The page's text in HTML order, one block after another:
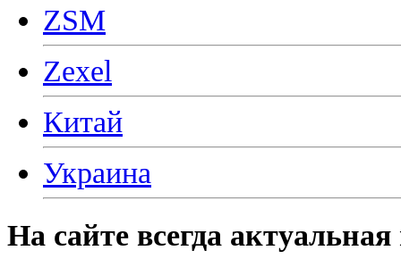
ZSM
Zexel
Китай
Украина
На сайте всегда